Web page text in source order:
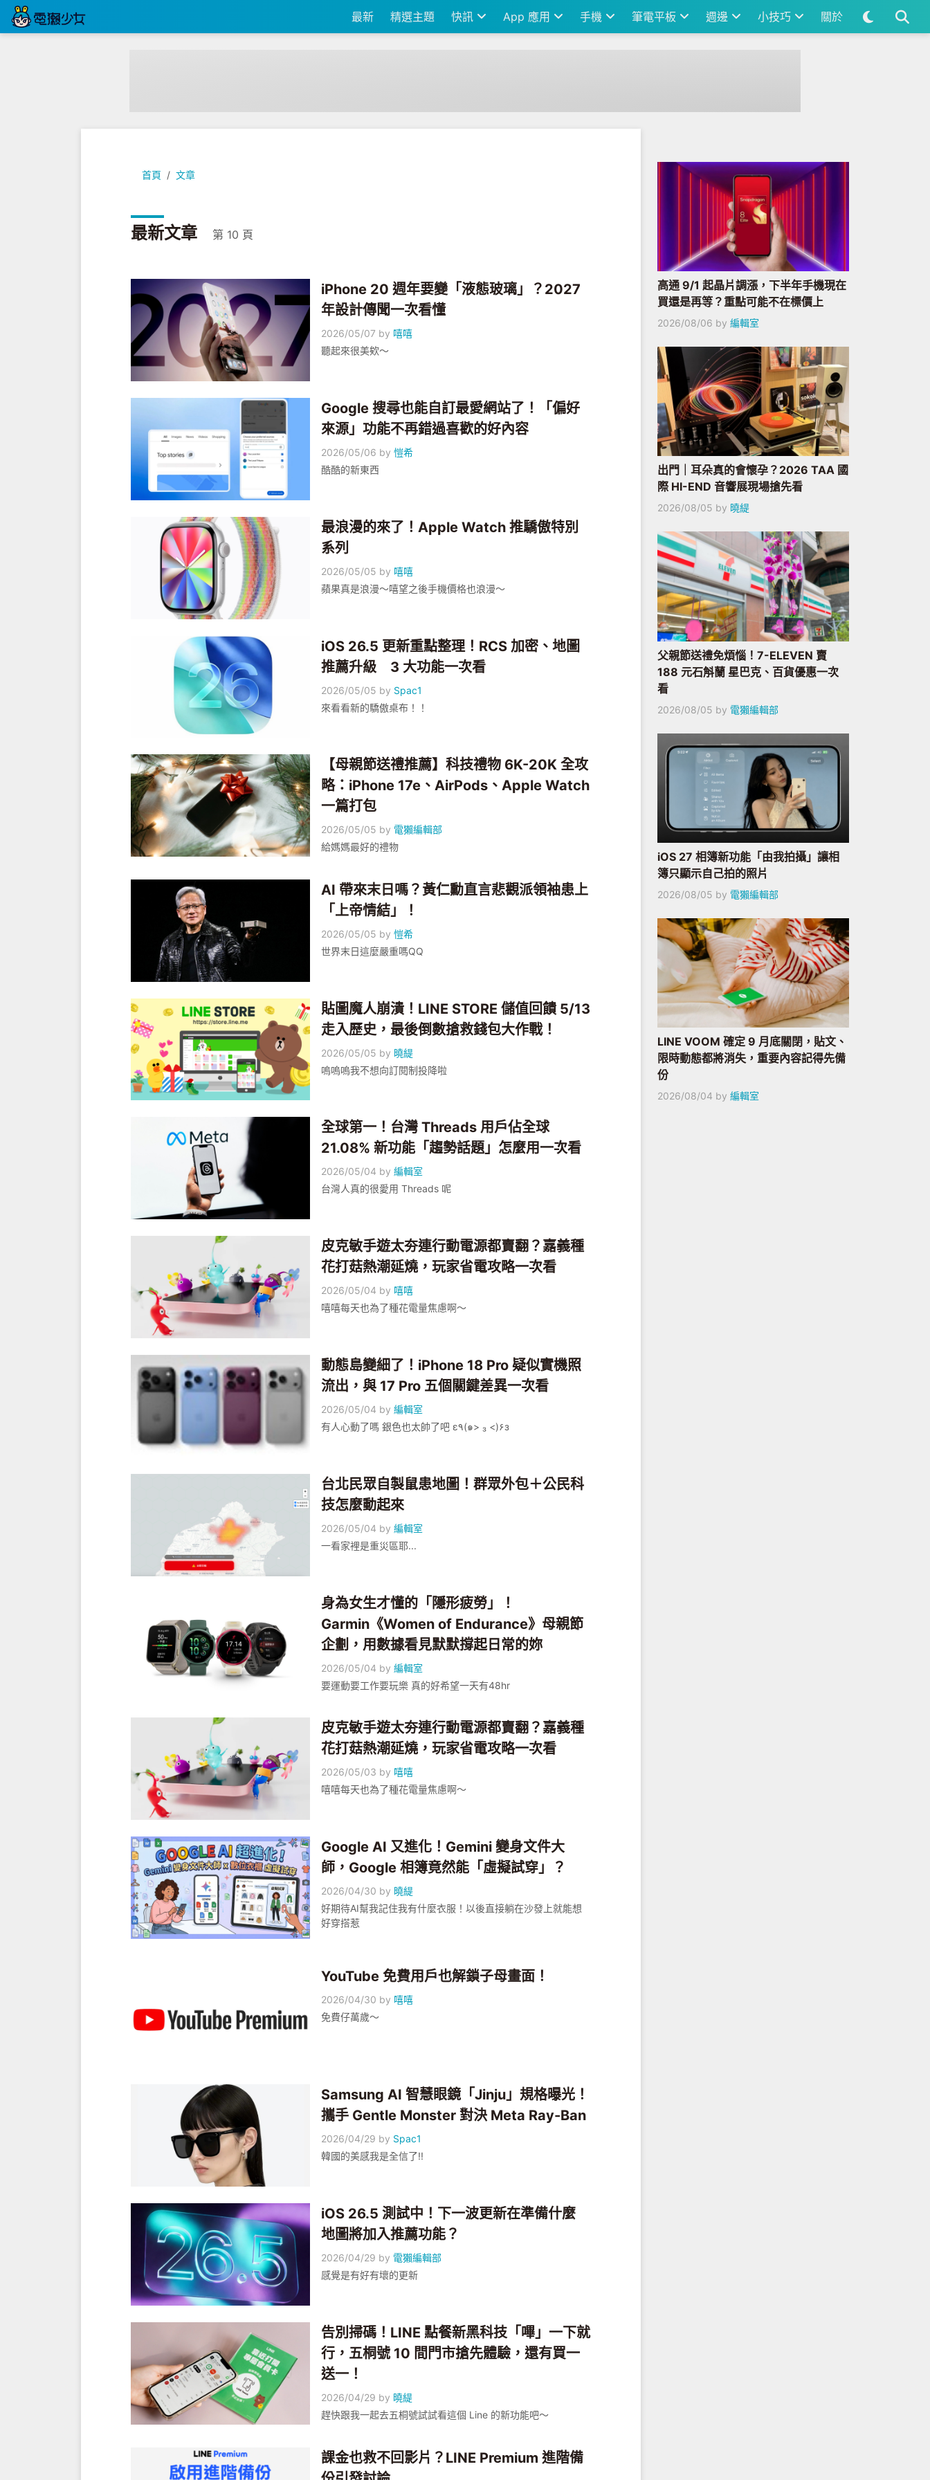
最新 精選主題 快訊 App 應用 手機 筆電平板 週邊 小技巧 關於
首頁 文章
最新文章 第 10 頁
iPhone 20 週年要變「液態玻璃」？2027
年設計傳聞一次看懂
2026/05/07 by 嘻嘻
聽起來很美欸～
Google 搜尋也能自訂最愛網站了！「偏好
來源」功能不再錯過喜歡的好內容
2026/05/06 by愷希
酷酷的新東西
最浪漫的來了！Apple Watch 推驕傲特別
系列
2026/05/05 by 嘻嘻
蘋果真是浪漫～嘻望之後手機價格也浪漫～
iOS 26.5 更新重點整理！RCS 加密、地圖
推薦升級 3 大功能一次看
2026/05/05 by Spac1
來看看新的驕傲桌布！！
【母親節送禮推薦】科技禮物 6K-20K 全攻
略：iPhone 17e、AirPods、Apple Watch
一篇打包
2026/05/05 by 電獺編輯部
給媽媽最好的禮物
AI 帶來末日嗎？黃仁勳直言悲觀派領袖患上
「上帝情結」！
2026/05/05 by愷希
世界末日這麼嚴重嗎QQ
貼圖魔人崩潰！LINE STORE 儲值回饋 5/13
走入歷史，最後倒數搶救錢包大作戰！
2026/05/05 by 曉緹
嗚嗚嗚我不想向訂閱制投降啦
全球第一！台灣 Threads 用戶佔全球
21.08% 新功能「趨勢話題」怎麼用一次看
2026/05/04 by編輯室
台灣人真的很愛用 Threads 呢
皮克敏手遊太夯連行動電源都賣翻？嘉義種
花打菇熱潮延燒，玩家省電攻略一次看
2026/05/04 by 嘻嘻
嘻嘻每天也為了種花電量焦慮啊～
動態島變細了！iPhone 18 Pro 疑似實機照
流出，與 17 Pro 五個關鍵差異一次看
2026/05/04 by編輯室
有人心動了嗎 銀色也太帥了吧 ε٩(๑> ₃ <)۶з
台北民眾自製鼠患地圖！群眾外包＋公民科
技怎麼動起來
2026/05/04 by編輯室
一看家裡是重災區耶...
身為女生才懂的「隱形疲勞」！
Garmin《Women of Endurance》母親節
企劃，用數據看見默默撐起日常的妳
2026/05/04 by編輯室
要運動要工作要玩樂 真的好希望一天有48hr
皮克敏手遊太夯連行動電源都賣翻？嘉義種
花打菇熱潮延燒，玩家省電攻略一次看
2026/05/03 by 嘻嘻
嘻嘻每天也為了種花電量焦慮啊～
Google AI 又進化！Gemini 變身文件大
師，Google 相簿竟然能「虛擬試穿」？
2026/04/30 by 曉緹
好期待AI幫我記住我有什麼衣服！以後直接躺在沙發上就能想
好穿搭惹
YouTube 免費用戶也解鎖子母畫面！
2026/04/30 by 嘻嘻
免費仔萬歲～
Samsung AI 智慧眼鏡「Jinju」規格曝光！
攜手 Gentle Monster 對決 Meta Ray-Ban
2026/04/29 by Spac1
韓國的美感我是全信了!!
iOS 26.5 測試中！下一波更新在準備什麼
地圖將加入推薦功能？
2026/04/29 by 電獺編輯部
感覺是有好有壞的更新
告別掃碼！LINE 點餐新黑科技「嗶」一下就
行，五桐號 10 間門市搶先體驗，還有買一
送一！
2026/04/29 by 曉緹
趕快跟我一起去五桐號試試看這個 Line 的新功能吧～
課金也救不回影片？LINE Premium 進階備
高通 9/1 起晶片調漲，下半年手機現在
買還是再等？重點可能不在標價上
2026/08/06 by 編輯室
出門｜耳朵真的會懷孕？2026 TAA 國
際 HI-END 音響展現場搶先看
2026/08/05 by 曉緹
父親節送禮免煩惱！7-ELEVEN 賣
188 元石斛蘭 星巴克、百貨優惠一次
看
2026/08/05 by 電獺編輯部
iOS 27 相簿新功能「由我拍攝」讓相
簿只顯示自己拍的照片
2026/08/05 by 電獺編輯部
LINE VOOM 確定 9 月底關閉，貼文、
限時動態都將消失，重要內容記得先備
份
2026/08/04 by 編輯室